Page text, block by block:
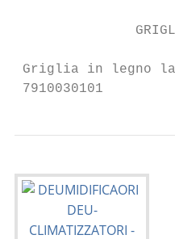
Griglia in legno
7910030101